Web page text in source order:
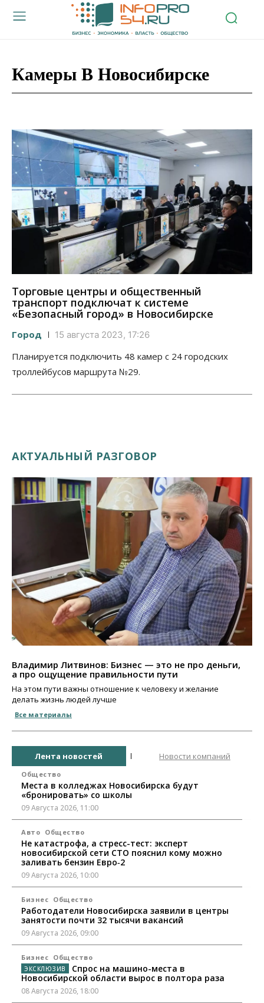
Камеры В Новосибирске
Торговые центры и общественный
транспорт подключат к системе
«Безопасный город» в Новосибирске
Город 15 августа 2023, 17:26
Планируется подключить 48 камер с 24 городских
троллейбусов маршрута №29.
АКТУАЛЬНЫЙ РАЗГОВОР
Владимир Литвинов: Бизнес — это не про деньги,
а про ощущение правильности пути
На этом пути важны отношение к человеку и желание
делать жизнь людей лучше
Все материалы
Лента новостей Новости компаний
Общество
Места в колледжах Новосибирска будут
«бронировать» со школы
09 Августа 2026, 11:00
Авто Общество
Не катастрофа, а стресс-тест: эксперт
новосибирской сети СТО пояснил кому можно
заливать бензин Евро‑2
09 Августа 2026, 10:00
Бизнес Общество
Работодатели Новосибирска заявили в центры
занятости почти 32 тысячи вакансий
09 Августа 2026, 09:00
Бизнес Общество
Спрос на машино-места в
Новосибирской области вырос в полтора раза
08 Августа 2026, 18:00